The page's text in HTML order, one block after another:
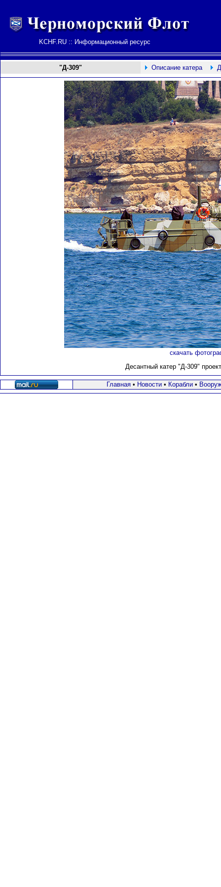
KCHF.RU :: Информационный ресурс
"Д-309" Описание катера
скачать
Десантный катер "Д-309"
Главная• Новости• Корабли•